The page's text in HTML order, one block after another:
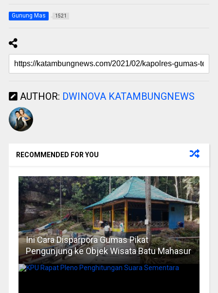
Gunung Mas 1521
AUTHOR: DWINOVA KATAMBUNGNEWS
RECOMMENDED FOR YOU
Ini Cara Disparpora Gumas Pikat
Pengunjung ke Objek Wisata Batu Mahasur